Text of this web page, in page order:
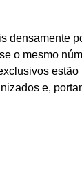
densamente
o mesmo
e,